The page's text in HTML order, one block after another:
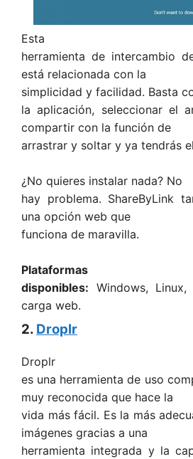
Esta
herramienta de intercambio
está relacionada con la
simplicidad y facilidad. Basta
la aplicación, seleccionar el
compartir con la función de
arrastrar y soltar y ya tendrás
¿No quieres instalar nada? No
hay problema. ShareByLink
una opción web que
funciona de maravilla.
Plataformas
disponibles: Windows,
carga web.
2. Droplr
Droplr
es una herramienta de uso
muy reconocida que hace la
vida más fácil. Es la más
imágenes gracias a una
herramienta integrada y la